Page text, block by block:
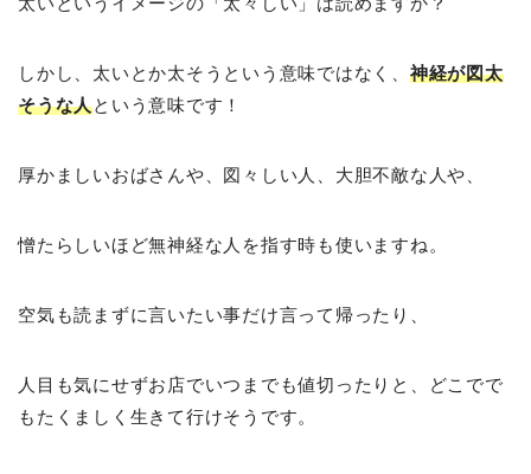
しかし、太いとか太そうという意味ではなく、 神経が図太
そうな人という意味です！
厚かましいおばさんや、図々しい人、大胆不敵な人や、
憎たらしいほど無神経な人を指す時も使いますね。
空気も読まずに言いたい事だけ言って帰ったり、
人目も気にせずお店でいつまでも値切ったりと、どこでで
もたくましく生きて行けそうです。